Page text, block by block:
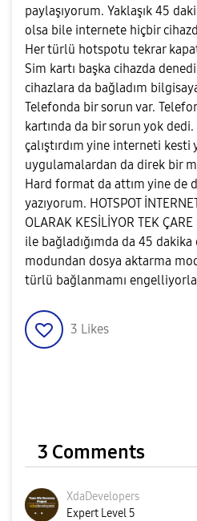
paylaşıyorum. Yaklaşık 45
olsa bile internete hiçbir
Her türlü hotspotu tekrar
Sim kartı başka cihazda
cihazlara da bağladım
Telefonda bir sorun var.
kartında da bir sorun yok
çalıştırdım yine interneti kesti
uygulamalardan da direk bir
Hard format da attım yine de
yazıyorum. HOTSPOT
OLARAK KESİLİYOR TEK
ile bağladığımda da 45
modundan dosya aktarma
türlü bağlanmamı
3 Likes
3 Comments
XdaDevelopers
Expert Level 5